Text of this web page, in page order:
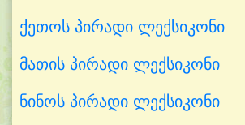
ქეთოს პირადი ლექსიკონი
მათის პირადი ლექსიკონი
ნინოს პირადი ლექსიკონი